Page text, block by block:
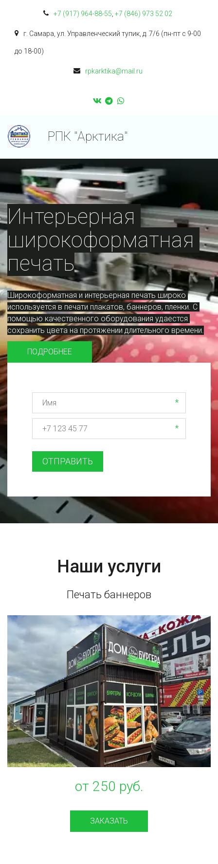
+7 (917) 964-88-55 +7 (846) 973 52 02
г. Самара ул. Управленческий тупик, д. 7/6 (пн-пт с 9-00
до 18-00)
rpkarktika@mail.ru
РПК "Арктика"
Интерьерная
широкоформатная
печать
Широкоформатная и интерьерная печать широко
используется в печати плакатов, баннеров, пленки. С
помощью качественного оборудования удаестся
сохранить цвета на протяжении длительного времени.
ПОДРОБНЕЕ
*
*
ОТПРАВИТЬ
Наши услуги
Печать баннеров
от 250 руб.
ЗАКАЗАТЬ